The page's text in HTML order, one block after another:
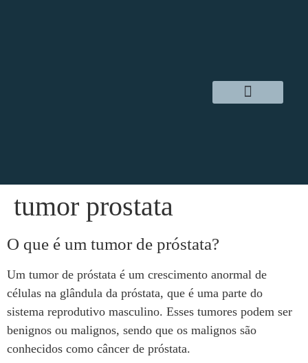
tumor prostata
O que é um tumor de próstata?
Um tumor de próstata é um crescimento anormal de
células na glândula da próstata, que é uma parte do
sistema reprodutivo masculino. Esses tumores podem ser
benignos ou malignos, sendo que os malignos são
conhecidos como câncer de próstata.